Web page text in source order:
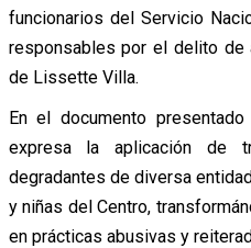
funcionarios del Servicio
responsables por el delito
de Lissette Villa.
En el documento
expresa la aplicación de
degradantes de diversa
y niñas del Centro,
en prácticas abusivas y